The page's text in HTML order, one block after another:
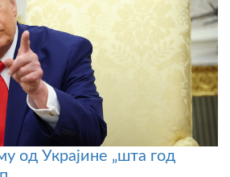
од Украјине „шта год